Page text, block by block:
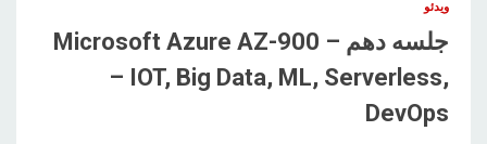
ویدئو
جلسه دهم – Microsoft Azure AZ-900
– IOT, Big Data, ML, Serverless,
DevOps